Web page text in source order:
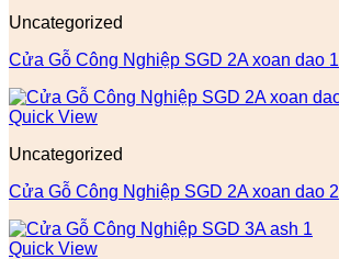
Uncategorized
Cửa Gỗ Công Nghiệp SGD 2A xoan dao 1
Quick View
Uncategorized
Cửa Gỗ Công Nghiệp SGD 2A xoan dao 2
Quick View